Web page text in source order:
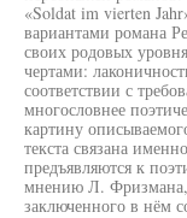
«Soldat im vierten
вариантами романа
своих родовых
чертами:
соответствии с
многословнее
картину
текста связана
предъявляются к
мнению Л. Фризмана,
заключенного в нём